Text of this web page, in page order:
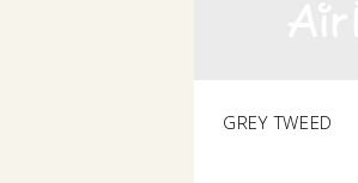
GREY TWEED